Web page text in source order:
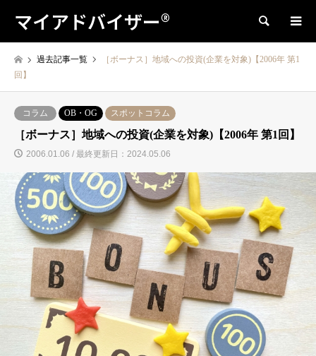
マイアドバイザー® 検索
過去記事一覧
［ボーナス］地域への投資(企業を対象)【2006年 第1
回】
コラム OB・OG スポットコラム
［ボーナス］地域への投資(企業を対象)【2006年 第1回】
2006.01.06 / 最終更新日：2024.05.06